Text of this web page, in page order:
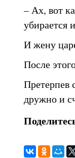
– Ах, вот
убирается
И жену
После
Претерпев
дружно и